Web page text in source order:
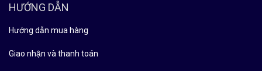
HƯỚNG DẪN
Hướng dẫn mua hàng
Giao nhận và thanh toán